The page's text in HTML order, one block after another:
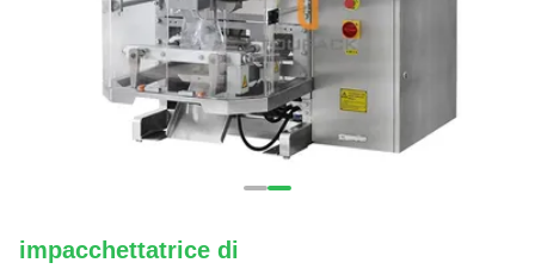
impacchettatrice di